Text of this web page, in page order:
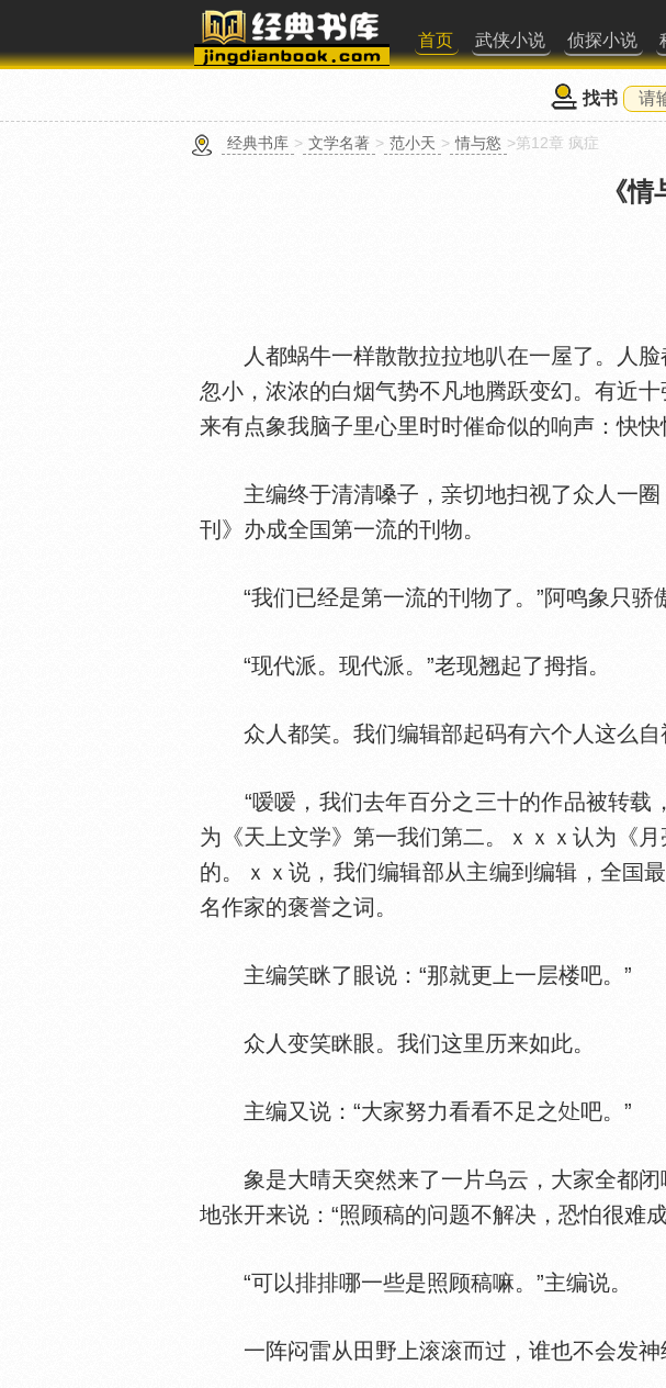
首页 武侠小说 侦探小说
找书
经典书库 > 文学名著 > 范小天 > 情与慾 >第12章 疯症
《情
人都蜗牛一样散散拉拉地叭在一屋了。人脸
忽小，浓浓的白烟气势不凡地腾跃变幻。有近
来有点象我脑子里心里时时催命似的响声：快快
主编终于清清嗓子，
切地扫视了众人一
刊》办成全
第一流的刊物。
“我们已经是第一流的刊物了。”阿鸣象只骄
“现代派。现代派。”老现翘起了拇指。
众人都笑。我们编辑部起码有六个人这么自
“嗳嗳，我们去年百分之三十的作品被转载
为《天上文学》第一我们第二。ｘｘｘ认为《
的。ｘｘ说，我们编辑部从主编到编辑，全
名作家的褒誉之词。
主编笑眯了眼说：“那就更上一层楼吧。”
众人变笑眯眼。我们这里历来如此。
主编又说：“大家努力看看不足之 吧。”
象是大晴天突然来了一片乌云，大家全都闭
地张开来说：“照顾稿的问题不解决，恐怕很难
“可以排排哪一些是照顾稿嘛。”主编说。
一阵闷雷从田野上滚滚而过，谁也不会发神